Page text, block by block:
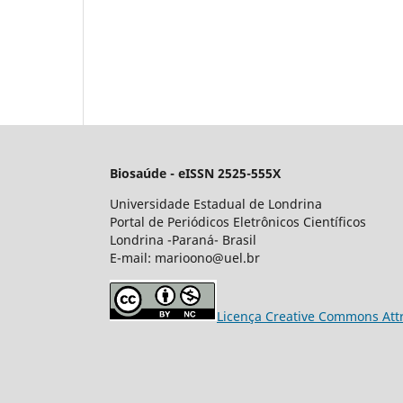
Biosaúde - eISSN 2525-555X
Universidade Estadual de Londrina
Portal de Periódicos Eletrônicos Científicos
Londrina -Paraná- Brasil
E-mail: marioono@uel.br
Licença Creative Commons